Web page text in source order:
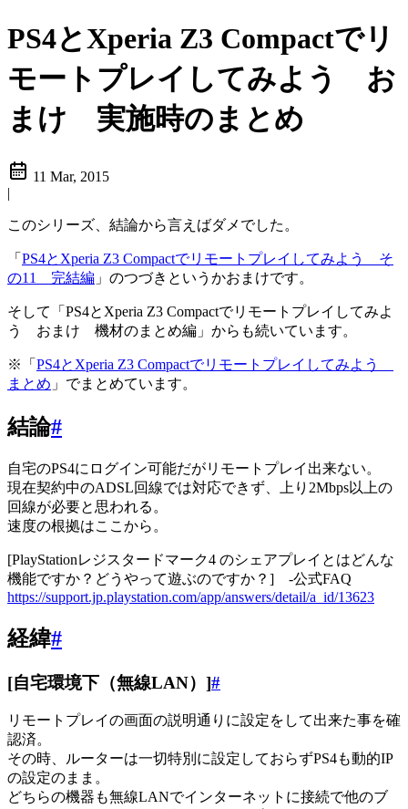
PS4とXperia Z3 Compactでリ
モートプレイしてみよう お
まけ 実施時のまとめ
11 Mar, 2015
|
このシリーズ、結論から言えばダメでした。
「 PS4とXperia Z3 Compactでリモートプレイしてみよう そ
の11 完結編 」のつづきというかおまけです。
そして「PS4とXperia Z3 Compactでリモートプレイしてみよ
う おまけ 機材のまとめ編」からも続いています。
※「 PS4とXperia Z3 Compactでリモートプレイしてみよう
まとめ 」でまとめています。
結論#
自宅のPS4にログイン可能だがリモートプレイ出来ない。
現在契約中のADSL回線では対応できず、上り2Mbps以上の
回線が必要と思われる。
速度の根拠はここから。
[PlayStationレジスタードマーク4 のシェアプレイとはどんな
機能ですか？どうやって遊ぶのですか？] -公式FAQ
https://support.jp.playstation.com/app/answers/detail/a_id/13623
経緯#
[自宅環境下（無線LAN）]#
リモートプレイの画面の説明通りに設定をして出来た事を確
認済。
その時、ルーターは一切特別に設定しておらずPS4も動的IP
の設定のまま。
どちらの機器も無線LANでインターネットに接続で他のブ